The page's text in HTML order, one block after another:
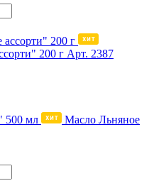
200 г Арт. 2387
Масло Льняное